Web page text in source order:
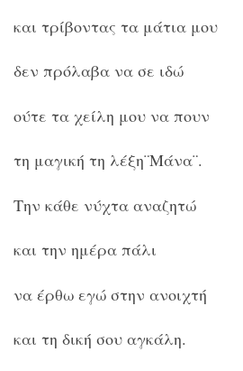
και τρίβοντας τα μάτια μου
δεν πρόλαβα να σε ιδώ
ούτε τα χείλη μου να πουν
τη μαγική τη λέξη¨Μάνα¨.
Την κάθε νύχτα αναζητώ
και την ημέρα πάλι
να έρθω εγώ στην ανοιχτή
και τη δική σου αγκάλη.